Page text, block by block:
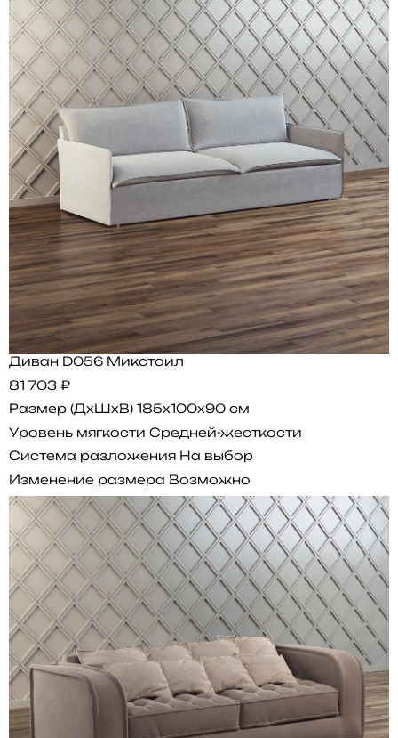
Диван D056 Микстоил
81 703 ₽
Размер (ДхШхВ) 185x100x90 см
Уровень мягкости Средней-жесткости
Система разложения На выбор
Изменение размера Возможно